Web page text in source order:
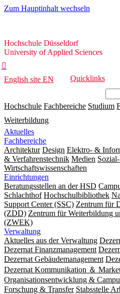
Zum Hauptinhalt wechseln
Hochschule
Düsseldorf
Hochschule Düsseldorf
University of Applied Sciences

English site EN Quicklinks
Hochschule Fachbereiche Studium
Weiterbildung
Aktuelles
Fachbereiche
Architektur Design Elektro- &
& Verfahrenstechnik Medien
Wirtschaftswissenschaften
Einrichtungen
Beratungsstellen an der HSD
Schlachthof Hochschulbibliothek
Support Center (SSC) Zentrum für
(ZDD) Zentrum für Weiterbildung
(ZWEK)
Verwaltung
Aktuelles aus der Verwaltung
Dezernat Finanzmanagement
Dezernat Gebäudemanagement
Dezernat Kommunikation ＆
Organisationsentwicklung &
Forschung & Transfer Stabsstelle